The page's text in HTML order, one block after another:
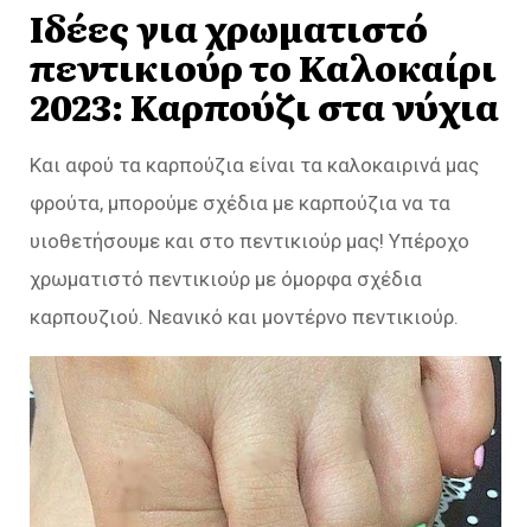
Ιδέες για χρωματιστό
πεντικιούρ το Καλοκαίρι
2023: Καρπούζι στα νύχια
Και αφού τα καρπούζια είναι τα καλοκαιρινά μας
φρούτα, μπορούμε σχέδια με καρπούζια να τα
υιοθετήσουμε και στο πεντικιούρ μας! Υπέροχο
χρωματιστό πεντικιούρ με όμορφα σχέδια
καρπουζιού. Νεανικό και μοντέρνο πεντικιούρ.